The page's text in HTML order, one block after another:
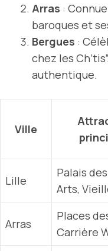
Arras :
baroques et
Bergues :
chez les
authentique.
Ville
Lille
Palais
Arts,
Arras
Places
Carrière